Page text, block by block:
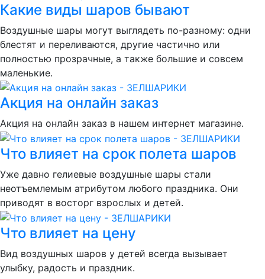
Какие виды шаров бывают
Воздушные шары могут выглядеть по-разному: одни
блестят и переливаются, другие частично или
полностью прозрачные, а также большие и совсем
маленькие.
Акция на онлайн заказ
Акция на онлайн заказ в нашем интернет магазине.
Что влияет на срок полета шаров
Уже давно гелиевые воздушные шары стали
неотъемлемым атрибутом любого праздника. Они
приводят в восторг взрослых и детей.
Что влияет на цену
Вид воздушных шаров у детей всегда вызывает
улыбку, радость и праздник.